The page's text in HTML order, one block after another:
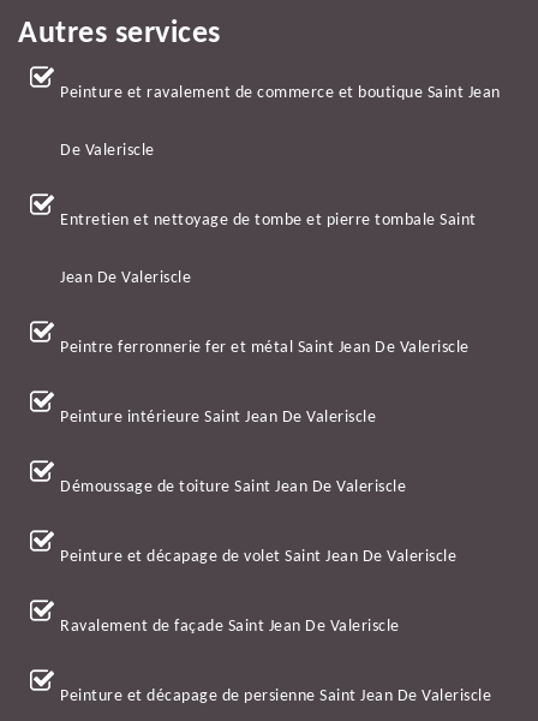
Autres services
Peinture et ravalement de commerce et boutique Saint Jean
De Valeriscle
Entretien et nettoyage de tombe et pierre tombale Saint
Jean De Valeriscle
Peintre ferronnerie fer et métal Saint Jean De Valeriscle
Peinture intérieure Saint Jean De Valeriscle
Démoussage de toiture Saint Jean De Valeriscle
Peinture et décapage de volet Saint Jean De Valeriscle
Ravalement de façade Saint Jean De Valeriscle
Peinture et décapage de persienne Saint Jean De Valeriscle